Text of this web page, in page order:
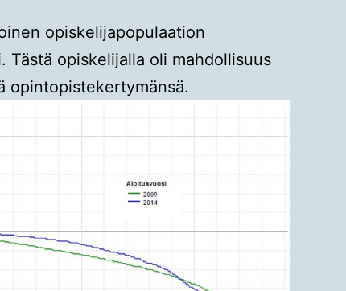
opiskelijapopulaation
Tästä opiskelijalla oli mahdollisuus
opintopistekertymänsä.